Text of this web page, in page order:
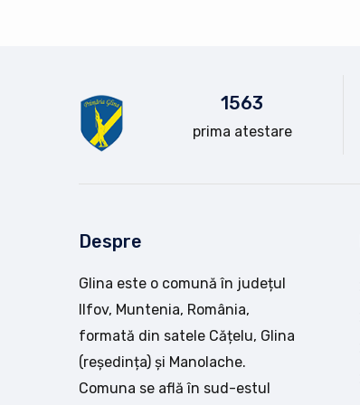
1563
prima atestare
Despre
Glina este o comună în județul
Ilfov, Muntenia, România,
formată din satele Cățelu, Glina
(reședința) și Manolache.
Comuna se află în sud-estul